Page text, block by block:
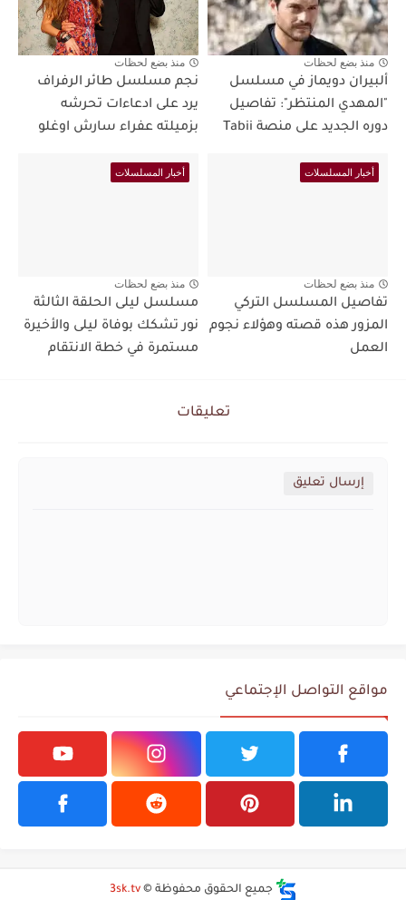
منذ بضع لحظات
ألبيران دويماز في مسلسل
"المهدي المنتظر": تفاصيل
دوره الجديد على منصة Tabii
منذ بضع لحظات
نجم مسلسل طائر الرفراف
يرد على ادعاءات تحرشه
بزميلته عفراء سارش اوغلو
أخبار المسلسلات
منذ بضع لحظات
تفاصيل المسلسل التركي
المزور هذه قصته وهؤلاء نجوم
العمل
أخبار المسلسلات
منذ بضع لحظات
مسلسل ليلى الحلقة الثالثة
نور تشكك بوفاة ليلى والأخيرة
مستمرة في خطة الانتقام
تعليقات
إرسال تعليق
مواقع التواصل الإجتماعي
جميع الحقوق محفوظة © 3sk.tv